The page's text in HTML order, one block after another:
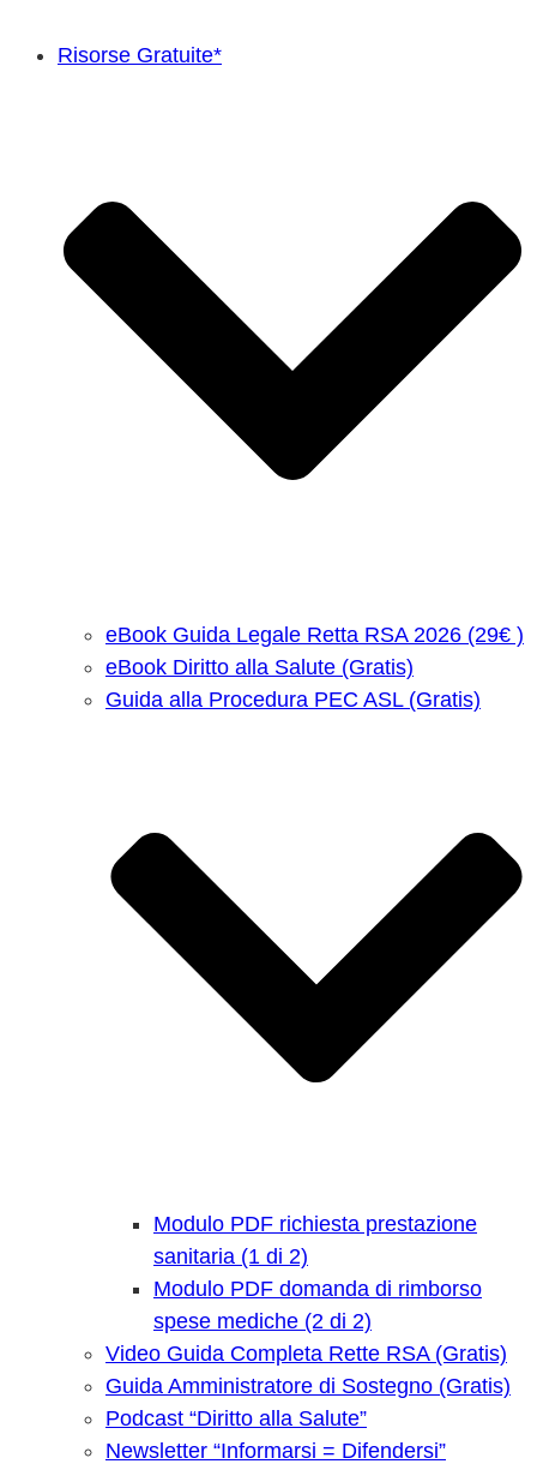
Risorse Gratuite*
eBook Guida Legale Retta RSA 2026 (29€ )
eBook Diritto alla Salute (Gratis)
Guida alla Procedura PEC ASL (Gratis)
Modulo PDF richiesta prestazione
sanitaria (1 di 2)
Modulo PDF domanda di rimborso
spese mediche (2 di 2)
Video Guida Completa Rette RSA (Gratis)
Guida Amministratore di Sostegno (Gratis)
Podcast “Diritto alla Salute”
Newsletter “Informarsi = Difendersi”